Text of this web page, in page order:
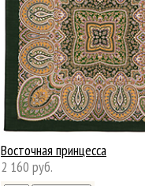
Восточная принцесса
2 160 руб.